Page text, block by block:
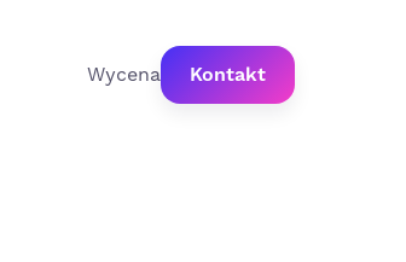
Wycena Kontakt